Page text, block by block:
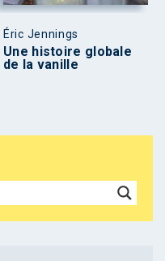
Éric Jennings
Une histoire globale
de la vanille